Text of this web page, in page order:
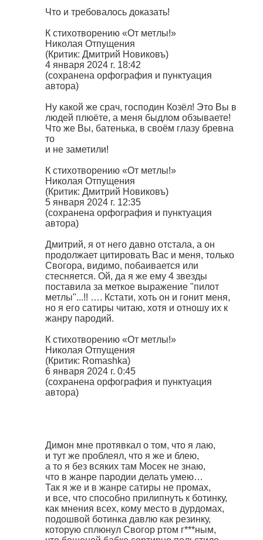
Что и требовалось доказать!
К стихотворению «От метлы!»
Николая Отпущения
(Критик: Дмитрий Новиковъ)
4 января 2024 г. 18:42
(сохранена орфография и пунктуация
автора)
Ну какой же срач, господин Козёл! Это Вы в
людей плюёте, а меня быдлом обзываете!
Что же Вы, батенька, в своём глазу бревна
то
и не заметили!
К стихотворению «От метлы!»
Николая Отпущения
(Критик: Дмитрий Новиковъ)
5 января 2024 г. 12:35
(сохранена орфография и пунктуация
автора)
Дмитрий, я от него давно отстала, а он
продолжает цитировать Вас и меня, только
Свогора, видимо, побаивается или
стесняется. Ой, да я же ему 4 звезды
поставила за меткое выражение "пилот
метлы"...!! …. Кстати, хоть он и гонит меня,
но я его сатиры читаю, хотя и отношу их к
жанру пародий.
К стихотворению «От метлы!»
Николая Отпущения
(Критик: Romashka)
6 января 2024 г. 0:45
(сохранена орфография и пунктуация
автора)
Димон мне протявкал о том, что я лаю,
и тут же проблеял, что я же и блею,
а то я без всяких там Мосек не знаю,
что в жанре пародии делать умею…
Так я же и в жанре сатиры не промах,
и все, что способно прилипнуть к ботинку,
как мнения всех, кому место в дурдомах,
подошвой ботинка давлю как резинку,
которую сплюнул Свогор ртом г***ным,